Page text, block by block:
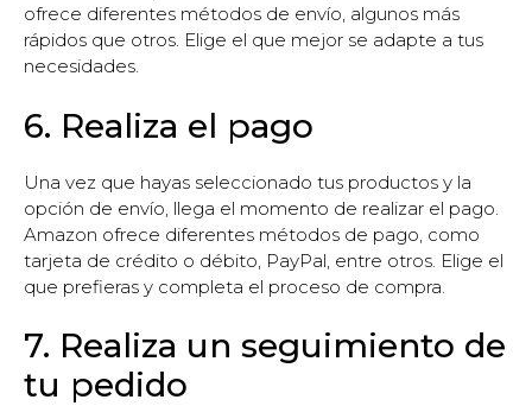
ofrece diferentes métodos de envío, algunos más
rápidos que otros. Elige el que mejor se adapte a tus
necesidades.
6. Realiza el pago
Una vez que hayas seleccionado tus productos y la
opción de envío, llega el momento de realizar el pago.
Amazon ofrece diferentes métodos de pago, como
tarjeta de crédito o débito, PayPal, entre otros. Elige el
que prefieras y completa el proceso de compra.
7. Realiza un seguimiento de
tu pedido